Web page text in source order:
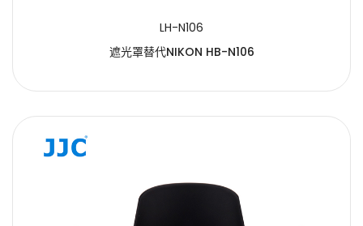
LH-N106
遮光罩替代NIKON HB-N106